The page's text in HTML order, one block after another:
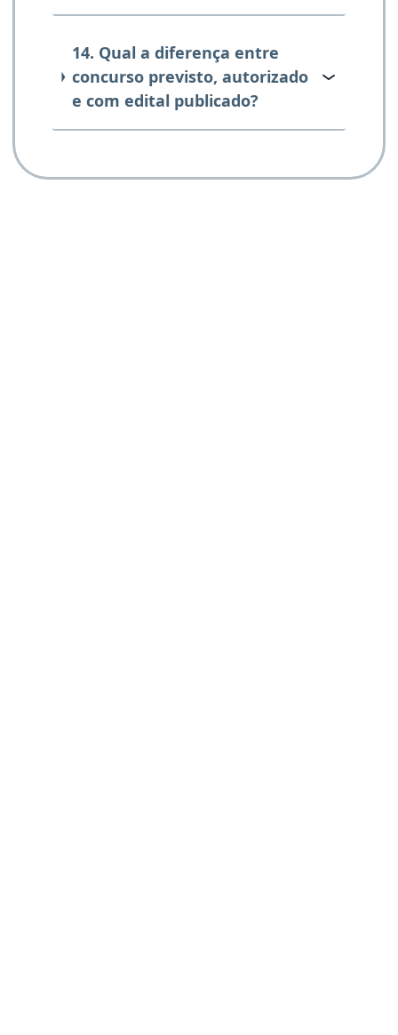
14. Qual a diferença entre
concurso previsto, autorizado
e com edital publicado?